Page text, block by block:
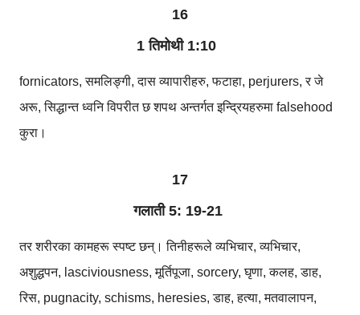
16
1 तिमोथी 1:10
fornicators, समलिङ्गी, दास व्यापारीहरु, फटाहा, perjurers, र जे
अरू, सिद्धान्त ध्वनि विपरीत छ शपथ अन्तर्गत इन्द्रियहरुमा falsehood
कुरा।
17
गलाती 5: 19-21
तर शरीरका कामहरू स्पष्ट छन्। तिनीहरूले व्यभिचार, व्यभिचार,
अशुद्धपन, lasciviousness, मूर्तिपूजा, sorcery, घृणा, कलह, डाह,
रिस, pugnacity, schisms, heresies, डाह, हत्या, मतवालापन,